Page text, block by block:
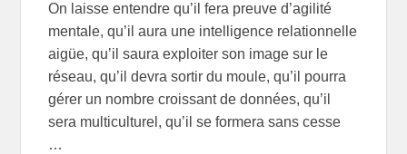
On laisse entendre qu’il fera preuve d’agilité
mentale, qu’il aura une intelligence relationnelle
aigüe, qu’il saura exploiter son image sur le
réseau, qu’il devra sortir du moule, qu’il pourra
gérer un nombre croissant de données, qu’il
sera multiculturel, qu’il se formera sans cesse
…